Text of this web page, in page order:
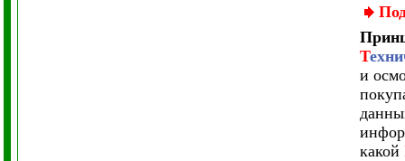
Т
и
какой